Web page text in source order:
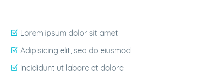
Lorem ipsum dolor sit amet
Adipisicing elit, sed do eiusmod
Incididunt ut labore et dolore